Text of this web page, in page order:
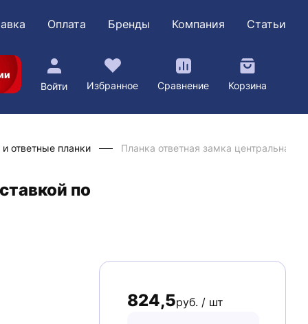
Оплата Бренды Компания Статьи
Войти
Избранное Сравнение Корзина
ответные планки Планка ответная замка центральная
по
824,5руб. / шт